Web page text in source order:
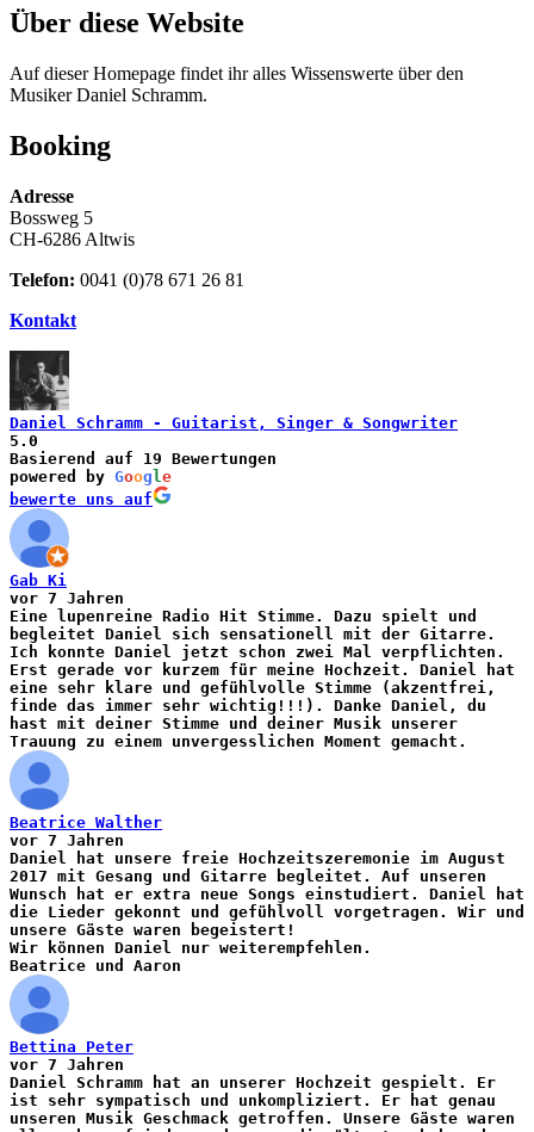
Über diese Website
Auf dieser Homepage findet ihr alles Wissenswerte über den
Musiker Daniel Schramm.
Booking
Adresse
Bossweg 5
CH-6286 Altwis
Telefon: 0041 (0)78 671 26 81
Kontakt
Daniel Schramm - Guitarist, Singer & Songwriter
5.0
Basierend auf 19 Bewertungen
powered by Goog l e
bewerte uns auf
Gab Ki
vor 7 Jahren
Eine lupenreine Radio Hit Stimme. Dazu spielt und
begleitet Daniel sich sensationell mit der Gitarre.
Ich konnte Daniel jetzt schon zwei Mal verpflichten.
Erst gerade vor kurzem für meine Hochzeit. Daniel hat
eine sehr klare und gefühlvolle Stimme (akzentfrei,
finde das immer sehr wichtig!!!). Danke Daniel, du
hast mit deiner Stimme und deiner Musik unserer
Trauung zu einem unvergesslichen Moment gemacht.
Beatrice Walther
vor 7 Jahren
Daniel hat unsere freie Hochzeitszeremonie im August
2017 mit Gesang und Gitarre begleitet. Auf unseren
Wunsch hat er extra neue Songs einstudiert. Daniel hat
die Lieder gekonnt und gefühlvoll vorgetragen. Wir und
unsere Gäste waren begeistert!
Wir können Daniel nur weiterempfehlen.
Beatrice und Aaron
Bettina Peter
vor 7 Jahren
Daniel Schramm hat an unserer Hochzeit gespielt. Er
ist sehr sympatisch und unkompliziert. Er hat genau
unseren Musik Geschmack getroffen. Unsere Gäste waren